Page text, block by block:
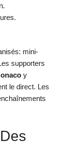
mini-
supporters
y
le direct. Les